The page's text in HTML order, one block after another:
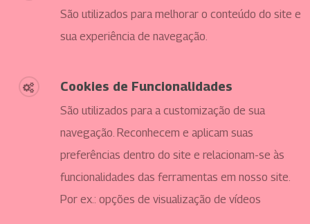
São utilizados para melhorar o conteúdo do site e
sua experiência de navegação.
Cookies de Funcionalidades
São utilizados para a customização de sua
navegação. Reconhecem e aplicam suas
preferências dentro do site e relacionam-se às
funcionalidades das ferramentas em nosso site.
Por ex.: opções de visualização de vídeos